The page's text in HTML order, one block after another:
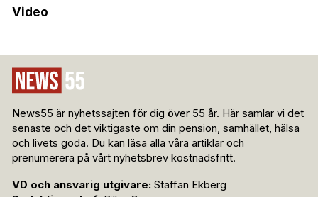
Video
News55 är nyhetssajten för dig över 55 år. Här samlar vi det
senaste och det viktigaste om din pension, samhället, hälsa
och livets goda. Du kan läsa alla våra artiklar och
prenumerera på vårt nyhetsbrev kostnadsfritt.
VD och ansvarig utgivare: Staffan Ekberg